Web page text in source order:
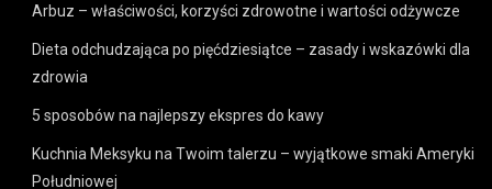
Arbuz – właściwości, korzyści zdrowotne i wartości odżywcze
Dieta odchudzająca po pięćdziesiątce – zasady i wskazówki dla
zdrowia
5 sposobów na najlepszy ekspres do kawy
Kuchnia Meksyku na Twoim talerzu – wyjątkowe smaki Ameryki
Południowej